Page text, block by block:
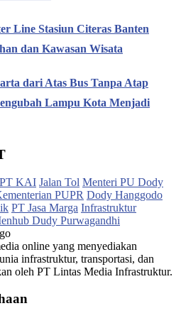
Line Stasiun Citeras Banten
dan Kawasan Wisata
dari Atas Bus Tanpa Atap
Lampu Kota Menjadi
PT KAI Jalan Tol Menteri PU Dody
PUPR Dody Hanggodo
PT Jasa Marga Infrastruktur
Dudy Purwagandhi
online yang menyediakan
infrastruktur, transportasi, dan
oleh PT Lintas Media Infrastruktur.